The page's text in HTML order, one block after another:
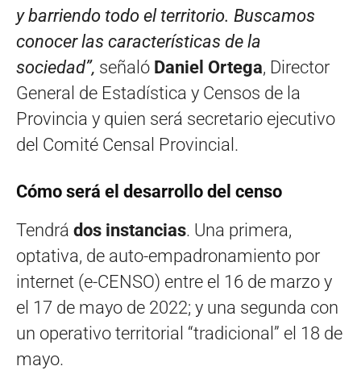
y barriendo todo el territorio. Buscamos
conocer las características de la
sociedad”, señaló Daniel Ortega, Director
General de Estadística y Censos de la
Provincia y quien será secretario ejecutivo
del Comité Censal Provincial.
Cómo será el desarrollo del censo
Tendrá dos instancias. Una primera,
optativa, de auto-empadronamiento por
internet (e-CENSO) entre el 16 de marzo y
el 17 de mayo de 2022; y una segunda con
un operativo territorial “tradicional” el 18 de
mayo.